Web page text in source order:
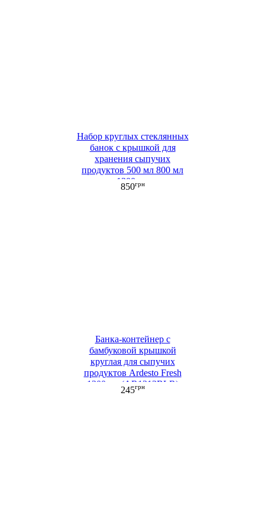
Набор круглых стеклянных
банок с крышкой для
хранения сыпучих
продуктов 500 мл 800 мл
1200 мл
850грн
Банка-контейнер с
бамбуковой крышкой
круглая для сыпучих
продуктов Ardesto Fresh
1300 мл (AR1313BLR)
245грн